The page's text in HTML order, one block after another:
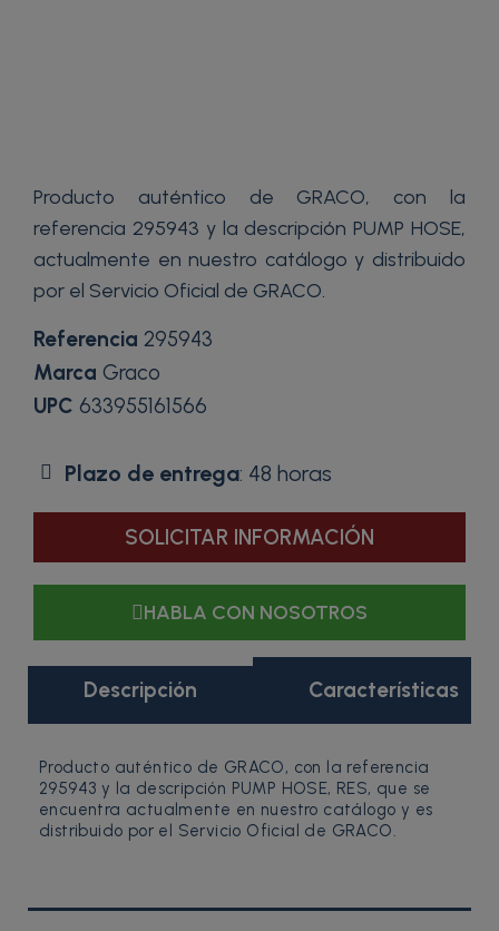
Producto auténtico de GRACO, con la
referencia 295943 y la descripción PUMP HOSE,
actualmente en nuestro catálogo y distribuido
por el Servicio Oficial de GRACO.
Referencia 295943
Marca Graco
UPC 633955161566
Plazo de entrega: 48 horas
SOLICITAR INFORMACIÓN
HABLA CON NOSOTROS
Descripción Características
Producto auténtico de GRACO, con la referencia
295943 y la descripción PUMP HOSE, RES, que se
encuentra actualmente en nuestro catálogo y es
distribuido por el Servicio Oficial de GRACO.